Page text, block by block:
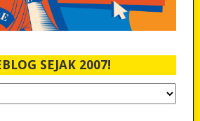
SEJAK 2007!